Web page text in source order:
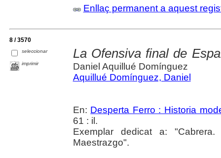
Enllaç permanent a aquest
8 / 3570
seleccionar
imprimir
La Ofensiva final de
Daniel Aquillué Domínguez
Aquillué Domínguez, Daniel
En: Desperta Ferro : Historia
61 : il.
Exemplar dedicat a:
Maestrazgo".